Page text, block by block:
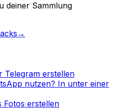
deiner Sammlung
→
Telegram erstellen
nutzen? In unter einer
Fotos erstellen